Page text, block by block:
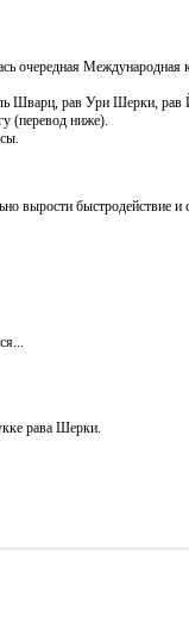
очередная Международная
Шварц, рав Ури Шерки, рав
(перевод ниже).
вырости быстродействие и
рава Шерки.